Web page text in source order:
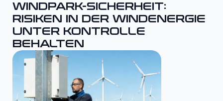
WINDPARK-SICHERHEIT:
RISIKEN IN DER WINDENERGIE
UNTER KONTROLLE
BEHALTEN